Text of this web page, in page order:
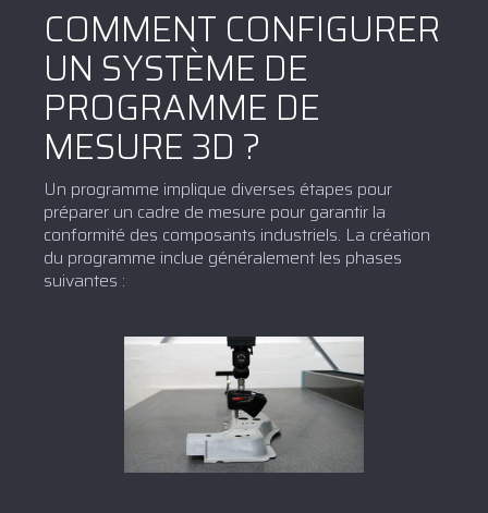
COMMENT CONFIGURER
UN SYSTÈME DE
PROGRAMME DE
MESURE 3D ?
Un programme implique diverses étapes pour
préparer un cadre de mesure pour garantir la
conformité des composants industriels. La création
du programme inclue généralement les phases
suivantes :